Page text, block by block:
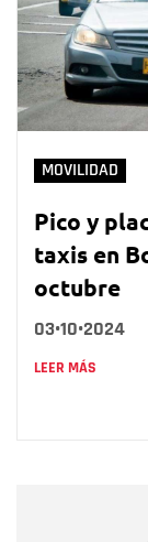
MOVILIDAD
Pico y
taxis en
octubre
03•10•2024
LEER MÁS